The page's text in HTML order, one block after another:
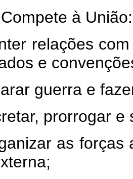
à União:
relações
e
guerra e
prorrogar
as forças